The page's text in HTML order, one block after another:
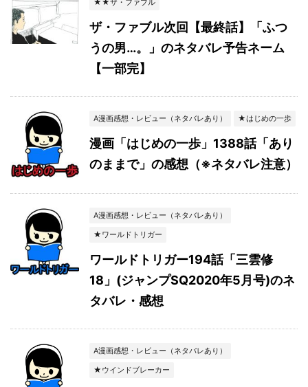
★★ザ・ファブル
ザ・ファブル次回【最終話】「ふつ
うの男…。」のネタバレ予告ネーム
【一部完】
A漫画感想・レビュー（ネタバレあり） ★はじめの一歩
漫画「はじめの一歩」1388話「あり
のままで」の感想（※ネタバレ注意）
A漫画感想・レビュー（ネタバレあり）
★ワールドトリガー
ワールドトリガー194話「三雲修
18」(ジャンプSQ2020年5月号)のネ
タバレ・感想
A漫画感想・レビュー（ネタバレあり）
★ウインドブレーカー